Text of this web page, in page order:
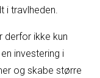
i travlheden.
derfor ikke kun
investering i
og skabe større